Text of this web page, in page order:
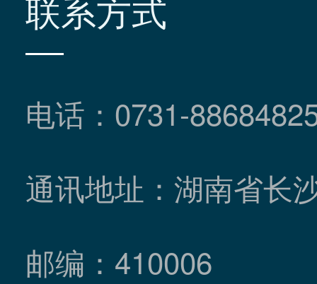
电话：0731-
通讯地址：湖南省长
邮编：410006